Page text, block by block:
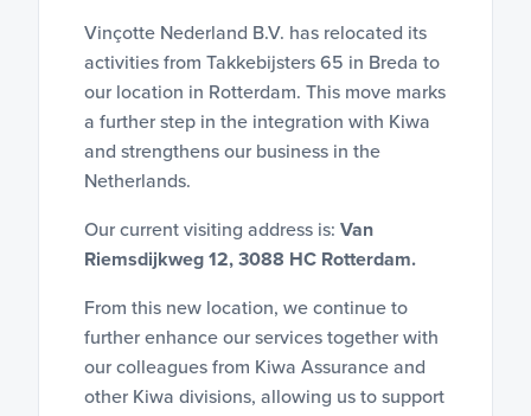
Vinçotte Nederland B.V. has relocated its
activities from Takkebijsters 65 in Breda to
our location in Rotterdam. This move marks
a further step in the integration with Kiwa
and strengthens our business in the
Netherlands.
Our current visiting address is: Van
Riemsdijkweg 12, 3088 HC Rotterdam.
From this new location, we continue to
further enhance our services together with
our colleagues from Kiwa Assurance and
other Kiwa divisions, allowing us to support